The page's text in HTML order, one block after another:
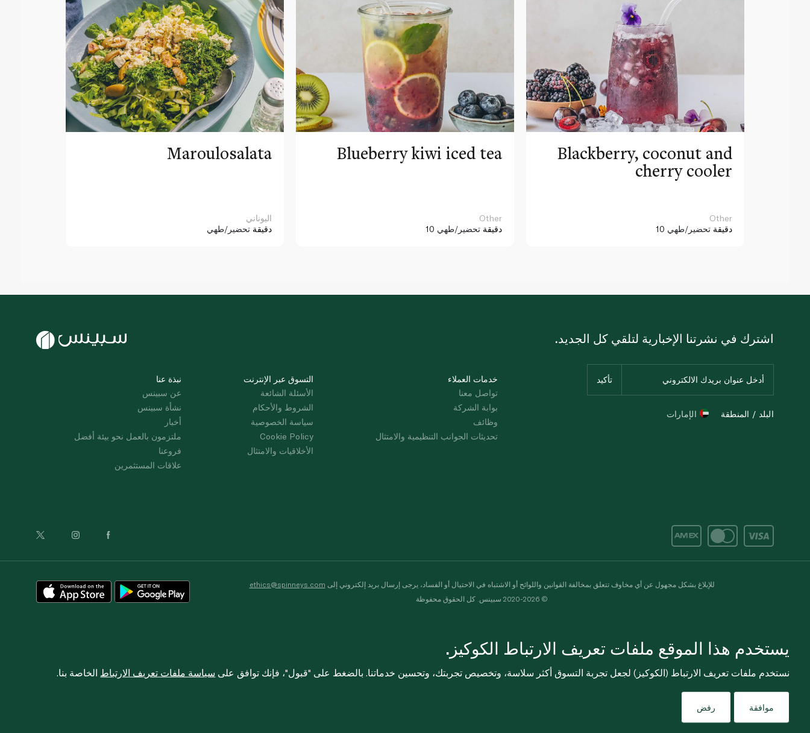
Maroulosalata
اليوناني
دقيقة تحضير/طهي
Blueberry kiwi iced tea
Other
10 دقيقة تحضير/طهي
Blackberry, coconut and
cherry cooler
Other
10 دقيقة تحضير/طهي
نبذة عنا
عن سبينس
نشأة سبينس
أخبار
ملتزمون بالعمل نحو بيئة أفضل
فروعنا
علاقات المستثمرين
التسوق عبر الإنترنت
الأسئلة الشائعة
الشروط والأحكام
سياسة الخصوصية
Cookie Policy
الأخلاقيات والامتثال
خدمات العملاء
تواصل معنا
بوابة الشركة
وظائف
تحديثات الجوانب التنظيمية والامتثال
اشترك في نشرتنا الإخبارية لتلقي كل الجديد.
البلد / المنطقة الإمارات
للإبلاغ بشكل مجهول عن أي مخاوف تتعلق بمخالفة القوانين واللوائح أو الاشتباه في الاحتيال أو الفساد، يرجى إرسال بريد إلكتروني إلى ethics@spinneys.com
© 2020-2026 سبينس. كل الحقوق محفوظة
يستخدم هذا الموقع ملفات تعريف الارتباط الكوكيز.
نستخدم ملفات تعريف الارتباط (الكوكيز) لجعل تجربة التسوق أكثر سلاسة، وتخصيص تجربتك، وتحسين خدماتنا. بالضغط على "قبول"، فإنك توافق على سياسة ملفات تعريف الارتباط الخاصة بنا.
موافقة رفض